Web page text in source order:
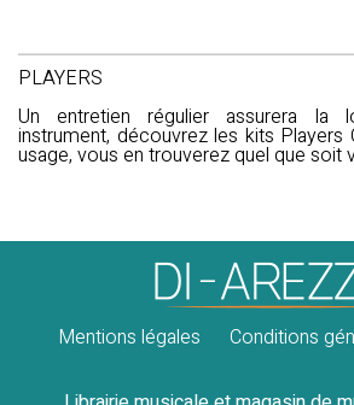
PLAYERS
Un entretien régulier assurera la
instrument, découvrez les kits
usage, vous en trouverez quel que soit
Mentions légales Conditions